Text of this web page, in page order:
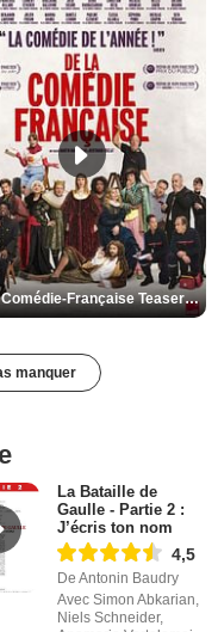
De la Comédie-Française Teaser VF
manquer
La Bataille de
Gaulle - Partie 2 :
J’écris ton nom
4,5
De Antonin Baudry
Avec Simon Abkarian,
Niels Schneider,